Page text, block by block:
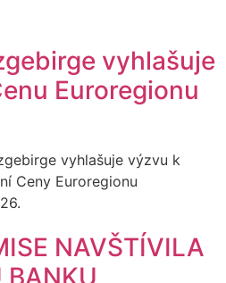
vyhlašuje
Euroregionu
vyhlašuje výzvu k
Ceny Euroregionu
NAVŠTÍVILA